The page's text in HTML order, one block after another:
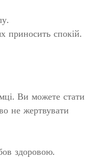
приносить спокій.
Ви можете стати
не жертвувати
здоровою.